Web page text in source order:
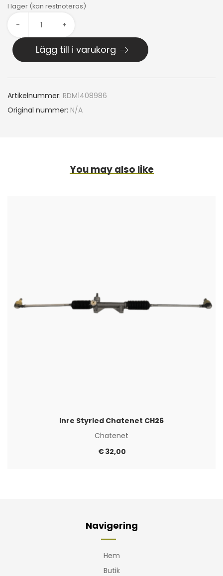
I lager (kan restnoteras)
- +
Lägg till i varukorg
Artikelnummer: RDM1408986
Original nummer: N/A
You may also like
Inre Styrled Chatenet CH26
Chatenet
€32,00
Navigering
Hem
Butik